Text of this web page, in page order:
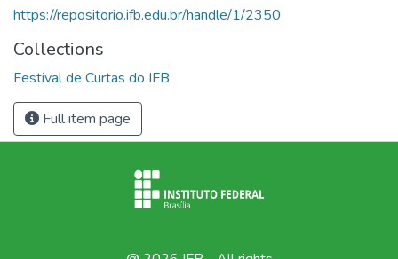
https://repositorio.ifb.edu.br/handle/1/2350
Collections
Festival de Curtas do IFB
Full item page